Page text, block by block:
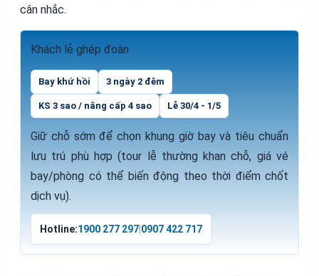
cân nhắc.
Khách lẻ ghép đoàn
Bay khứ hồi 3 ngày 2 đêm
KS 3 sao / nâng cấp 4 sao Lễ 30/4 - 1/5
Giữ chỗ sớm để chọn khung giờ bay và tiêu chuẩn
lưu trú phù hợp (tour lễ thường khan chỗ, giá vé
bay/phòng có thể biến động theo thời điểm chốt
dịch vụ).
Hotline:1900 277 297 0907 422 717